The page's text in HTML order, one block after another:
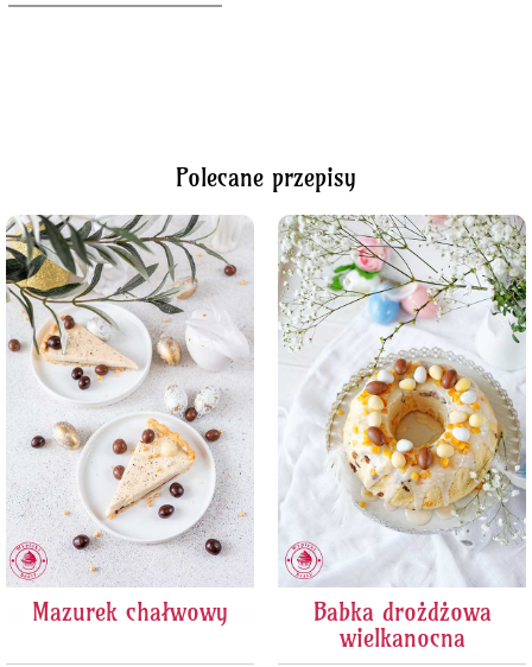
Polecane przepisy
Mazurek chałwowy
Babka drożdżowa
wielkanocna